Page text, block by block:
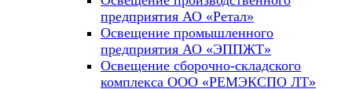
предприятия АО «Ретал»
Освещение промышленного
предприятия АО «ЭППЖТ»
Освещение сборочно-складского
комплекса ООО «РЕМЭКСПО ЛТ»